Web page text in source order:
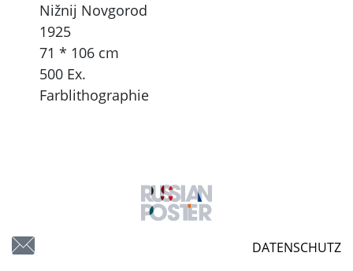
Nižnij Novgorod
1925
71 * 106 cm
500 Ex.
Farblithographie
DATENSCHUTZ